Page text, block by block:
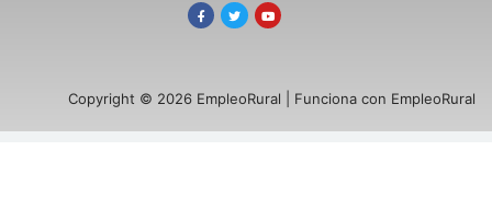
Copyright © 2026 EmpleoRural | Funciona con EmpleoRural